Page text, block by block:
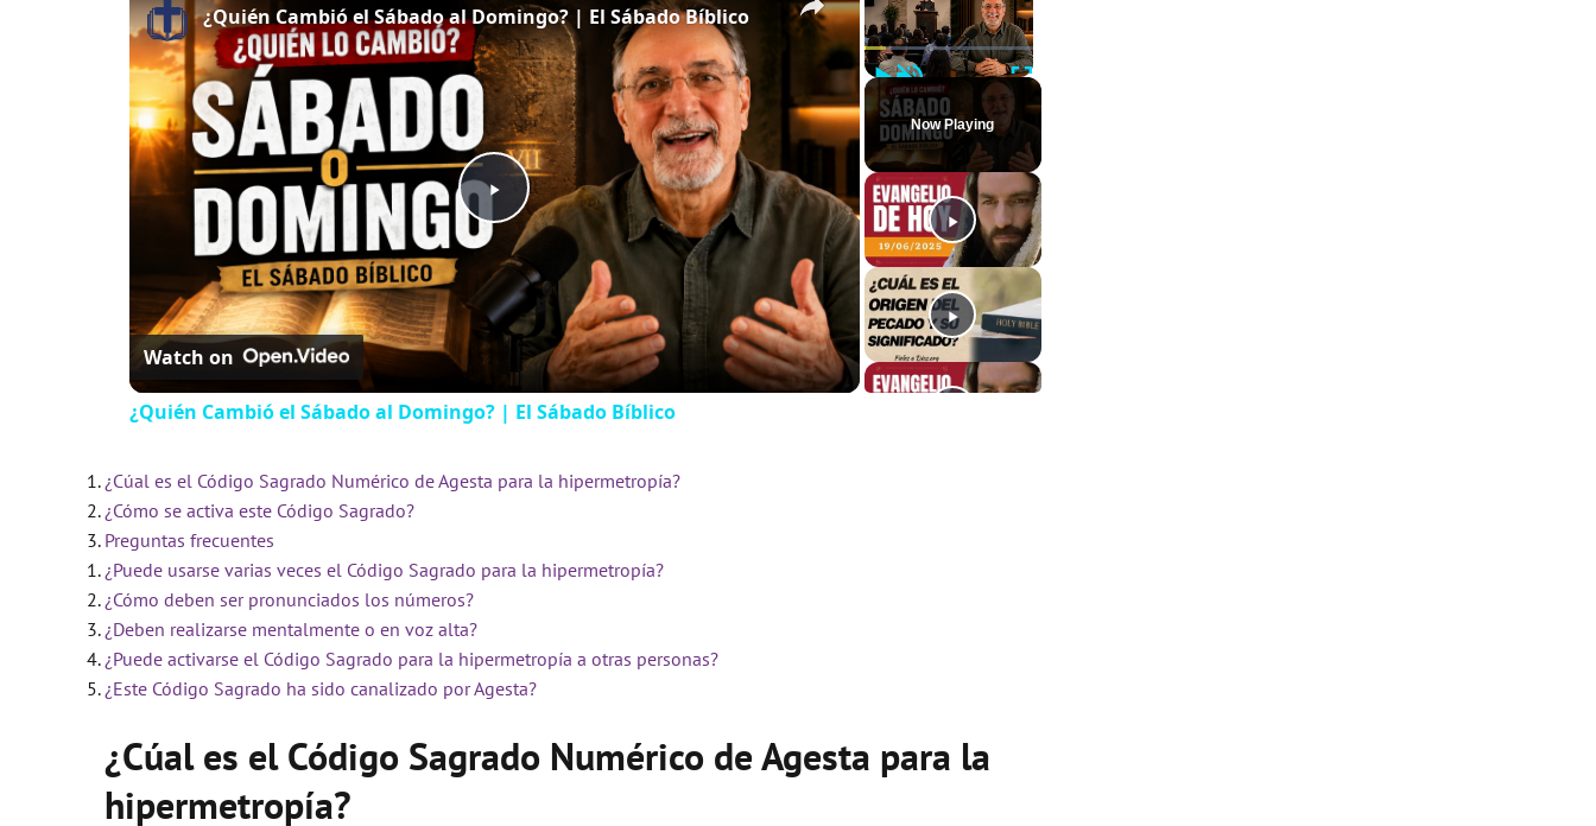
PlayUnmute Fullscreen
Now Playing
P
a
i
d
¿Quién Cambió el Sábado al Domingo? | El Sábado Bíblico
Watch on
¿Quién Cambió el Sábado al Domingo? | El Sábado Bíblico
¿Cúal es el Código Sagrado Numérico de Agesta para la hipermetropía?
¿Cómo se activa este Código Sagrado?
Preguntas frecuentes
¿Puede usarse varias veces el Código Sagrado para la hipermetropía?
¿Cómo deben ser pronunciados los números?
¿Deben realizarse mentalmente o en voz alta?
¿Puede activarse el Código Sagrado para la hipermetropía a otras personas?
¿Este Código Sagrado ha sido canalizado por Agesta?
¿Cúal es el Código Sagrado Numérico de Agesta para la
hipermetropía?